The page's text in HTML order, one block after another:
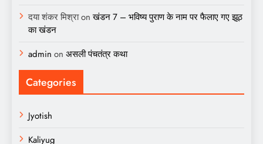
दया शंकर मिश्राonखंडन 7 – भविष्य पुराण के नाम पर फैलाए गए झूठ
का खंडन
admin on असली पंचतंत्र कथा
Categories
Jyotish
Kaliyug